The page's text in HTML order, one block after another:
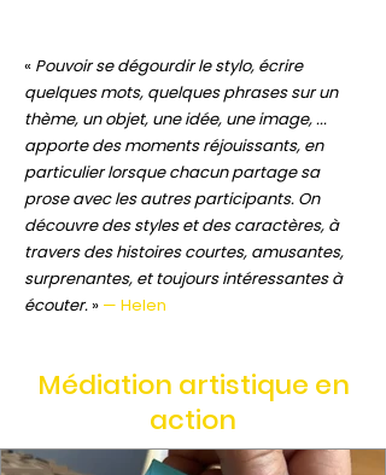
« Pouvoir se dégourdir le stylo, écrire
quelques mots, quelques phrases sur un
thème, un objet, une idée, une image, ...
apporte des moments réjouissants, en
particulier lorsque chacun partage sa
prose avec les autres participants. On
découvre des styles et des caractères, à
travers des histoires courtes, amusantes,
surprenantes, et toujours intéressantes à
écouter. » — Helen
Médiation artistique en
action